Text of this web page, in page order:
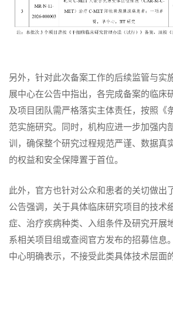
另外，针对此次备案工作的后续监管与实
展中心在公告中指出，各完成备案的临床
及项目团队需严格落实主体责任，按照《
范实施研究。同时，机构应进一步加强内
训，确保整个研究过程规范严谨、数据真
的权益和安全保障置于首位。
此外，官方也针对公众和患者的关切做出
公告强调，关于具体临床研究项目的技术
症、治疗疾病种类、入组条件及研究开展
系相关项目组或查阅官方发布的招募信息
中心明确表示，不接受此类具体技术层面